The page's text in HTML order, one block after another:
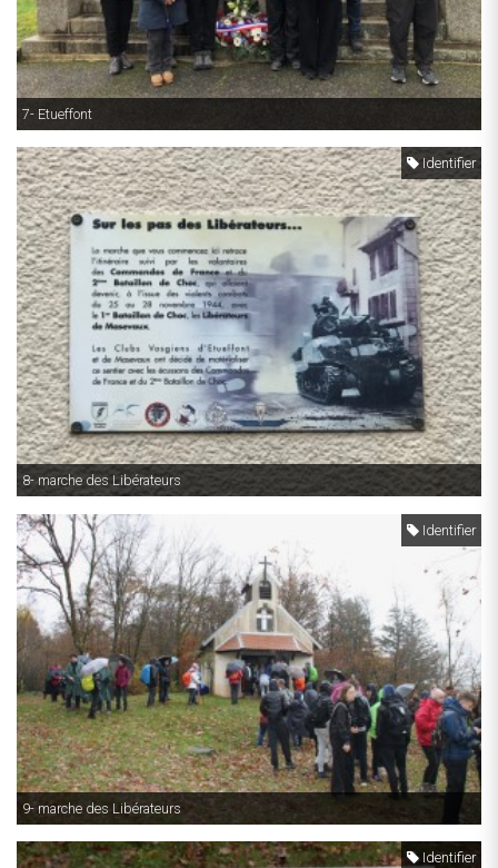
7- Etueffont
Identifier
8- marche des Libérateurs
Identifier
9- marche des Libérateurs
Identifier